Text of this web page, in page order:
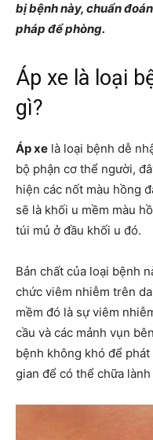
bị bệnh này, chuẩn
pháp để phòng.
Áp xe là loại
gì?
Áp xe là loại bệnh dễ
bộ phận cơ thể người,
hiện các nốt màu hồng
sẽ là khối u mềm màu
túi mủ ở đầu khối u đó.
Bản chất của loại bệnh
chức viêm nhiễm trên
mềm đó là sự viêm
cầu và các mảnh vụn
bệnh không khó để
gian để có thể chữa